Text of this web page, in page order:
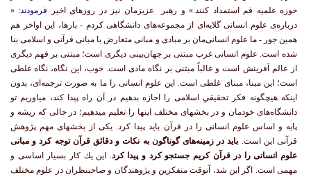
حوزه علمیه قم استمداد کنند.» و رهبر عزیزمان نیز در روزهای اخیر
فرمودند: «
درباره‌ى علوم انسانى گلايه‌اى از مجموعه‌هاى دانشگاهى كردم - بارها، اين اواخر هم
همين جور - ما علوم انسانى‌مان بر مبادى و مبانى متعارض با مبانى قرآنى و اسلامى بنا
شده است. علوم انسانى غرب مبتنى بر جهان‌بينى ديگرى است؛ مبتنى بر فهم ديگرى
از عالم آفرينش است و غالباً مبتنى بر نگاه مادى است. خوب، اين نگاه، نگاه غلطى
است؛ اين مبنا، مبناى غلطى است. اين علوم انسانى را ما به صورت ترجمه‌اى، بدون
اينكه هيچگونه فكر تحقيقىِ اسلامى را اجازه بدهيم در آن راه پيدا كند، مياوريم تو
دانشگاه‌هاى خودمان و در بخشهاى مختلف اينها را تعليم ميدهيم؛ در حالى كه ريشه و
پايه و اساس علوم انسانى را در قرآن بايد پيدا كرد. يكى از بخشهاى مهم پژوهش
قرآنى اين است. بايد در زمينه‌هاى گوناگون به نكات و دقائق قرآن توجه كرد و مبانى
علوم انسانى را در قرآن كريم جستجو كرد و پيدا كرد. اين يك كار بسيار اساسى و
مهمى است. اگر اين شد، آنوقت متفكرين و پژوهندگان و صاحبنظران در علوم مختلف